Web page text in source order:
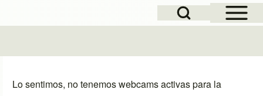
Open Sidebar
Open Search Block
Lo sentimos, no tenemos webcams activas para la